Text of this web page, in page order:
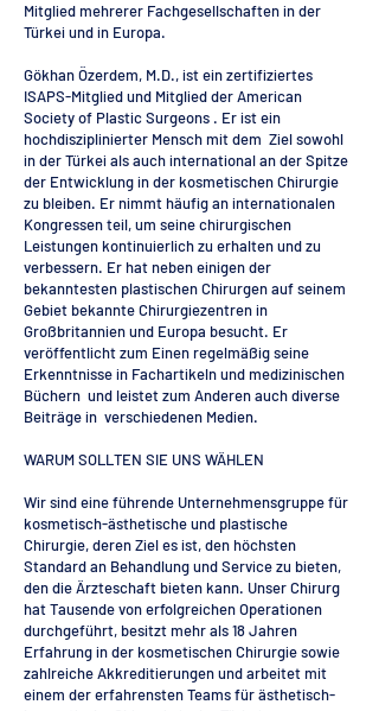
Mitglied mehrerer Fachgesellschaften in der
Türkei und in Europa.
Gökhan Özerdem, M.D., ist ein zertifiziertes
ISAPS-Mitglied und Mitglied der American
Society of Plastic Surgeons . Er ist ein
hochdisziplinierter Mensch mit dem Ziel sowohl
in der Türkei als auch international an der Spitze
der Entwicklung in der kosmetischen Chirurgie
zu bleiben. Er nimmt häufig an internationalen
Kongressen teil, um seine chirurgischen
Leistungen kontinuierlich zu erhalten und zu
verbessern. Er hat neben einigen der
bekanntesten plastischen Chirurgen auf seinem
Gebiet bekannte Chirurgiezentren in
Großbritannien und Europa besucht. Er
veröffentlicht zum Einen regelmäßig seine
Erkenntnisse in Fachartikeln und medizinischen
Büchern und leistet zum Anderen auch diverse
Beiträge in verschiedenen Medien.
WARUM SOLLTEN SIE UNS WÄHLEN
Wir sind eine führende Unternehmensgruppe für
kosmetisch-ästhetische und plastische
Chirurgie, deren Ziel es ist, den höchsten
Standard an Behandlung und Service zu bieten,
den die Ärzteschaft bieten kann. Unser Chirurg
hat Tausende von erfolgreichen Operationen
durchgeführt, besitzt mehr als 18 Jahren
Erfahrung in der kosmetischen Chirurgie sowie
zahlreiche Akkreditierungen und arbeitet mit
einem der erfahrensten Teams für ästhetisch-